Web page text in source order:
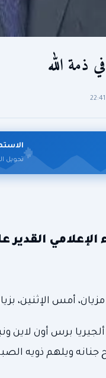
ذمة الله
تحويل
الإعلامي
مزيان، أمس الإثنين،
برس أون لاين
ويلهم ذويه